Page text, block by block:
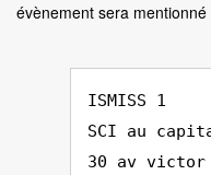
évènement sera
ISMISS 1
SCI au
30 av victor